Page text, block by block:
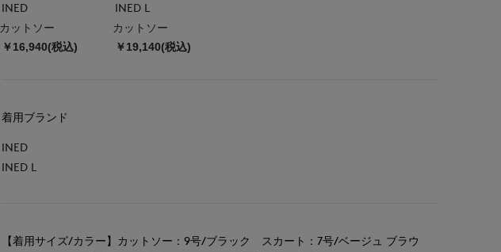
INED
カットソー
￥16,940(税込)
INED L
カットソー
￥19,140(税込)
着用ブランド
INED
INED L
【着用サイズ/カラー】カットソー：9号/ブラック スカート：7号/ベージュ ブラウ